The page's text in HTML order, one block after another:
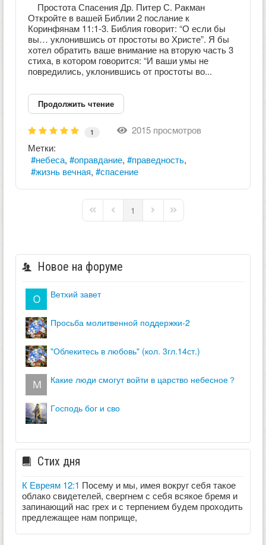
Простота Спасения Др. Питер С. Ракман
Откройте в вашей Библии 2 послание к
Коринфянам 11:1-3. Библия говорит: “О если бы
вы… уклонившись от простоты во Христе”. Я бы
хотел обратить ваше внимание на вторую часть 3
стиха, в котором говорится: “И ваши умы не
повредились, уклонившись от простоты во...
Продолжить чтение
1
2015 просмотров
Метки:
небеса
оправдание
праведность
жизнь вечная
спасение
First PagePrevious Page
1 Next PageLast Page
Новое на форуме
ветхий завет
просьба молитвенной поддержки-2
"облекитесь в любовь" (кол. 3гл.14ст.)
какие люди смогут войти в царство небесное？
господь бог и сво
Стих дня
К Евреям 12:1 Посему и мы, имея вокруг себя такое
облако свидетелей, свергнем с себя всякое бремя и
запинающий нас грех и с терпением будем проходить
предлежащее нам поприще,